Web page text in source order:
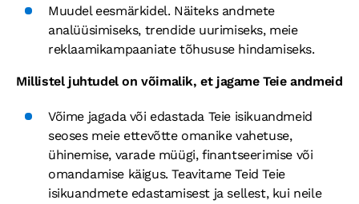
Muudel eesmärkidel. Näiteks andmete
analüüsimiseks, trendide uurimiseks, meie
reklaamikampaaniate tõhususe hindamiseks.
Millistel juhtudel on võimalik, et jagame Teie andmeid
Võime jagada või edastada Teie isikuandmeid
seoses meie ettevõtte omanike vahetuse,
ühinemise, varade müügi, finantseerimise või
omandamise käigus. Teavitame Teid Teie
isikuandmete edastamisest ja sellest, kui neile